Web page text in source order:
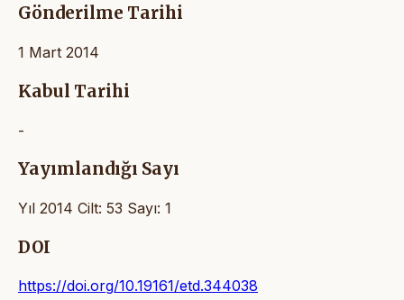
Gönderilme Tarihi
1 Mart 2014
Kabul Tarihi
-
Yayımlandığı Sayı
Yıl 2014 Cilt: 53 Sayı: 1
DOI
https://doi.org/10.19161/etd.344038